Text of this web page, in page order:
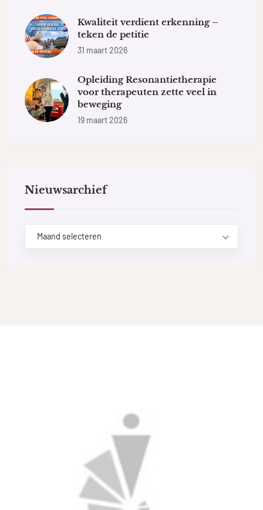
Kwaliteit verdient erkenning –
teken de petitie
31 maart 2026
Opleiding Resonantietherapie
voor therapeuten zette veel in
beweging
19 maart 2026
Nieuwsarchief
Maand selecteren